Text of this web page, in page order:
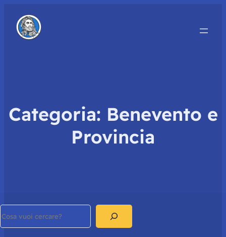
Categoria: Benevento e
Provincia